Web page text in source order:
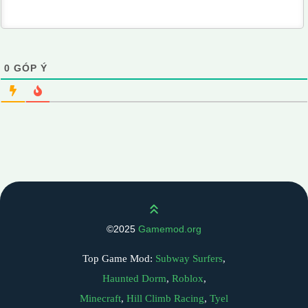
0 GÓP Ý
Scroll up
©2025 Gamemod.org
Top Game Mod: Subway Surfers,
Haunted Dorm, Roblox,
Minecraft, Hill Climb Racing, Tyel